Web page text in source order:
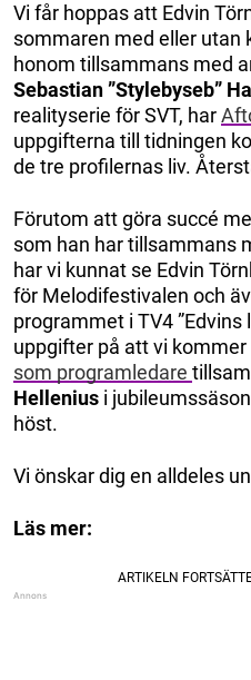
Vi får hoppas att Edvin
sommaren med eller utan
honom tillsammans med
Sebastian ”Stylebyseb”
realityserie för SVT, har
uppgifterna till tidningen
de tre profilernas liv.
Förutom att göra succé
som han har tillsammans
har vi kunnat se Edvin
för Melodifestivalen och
programmet i TV4
uppgifter på att vi kommer
som programledare
Hellenius i
höst.
Vi önskar dig en alldeles
Läs mer: